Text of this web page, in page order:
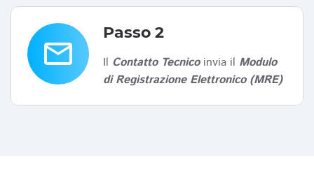
email
Passo 2
Il Contatto Tecnicoinvia il Modulo
di Registrazione Elettronico (MRE)